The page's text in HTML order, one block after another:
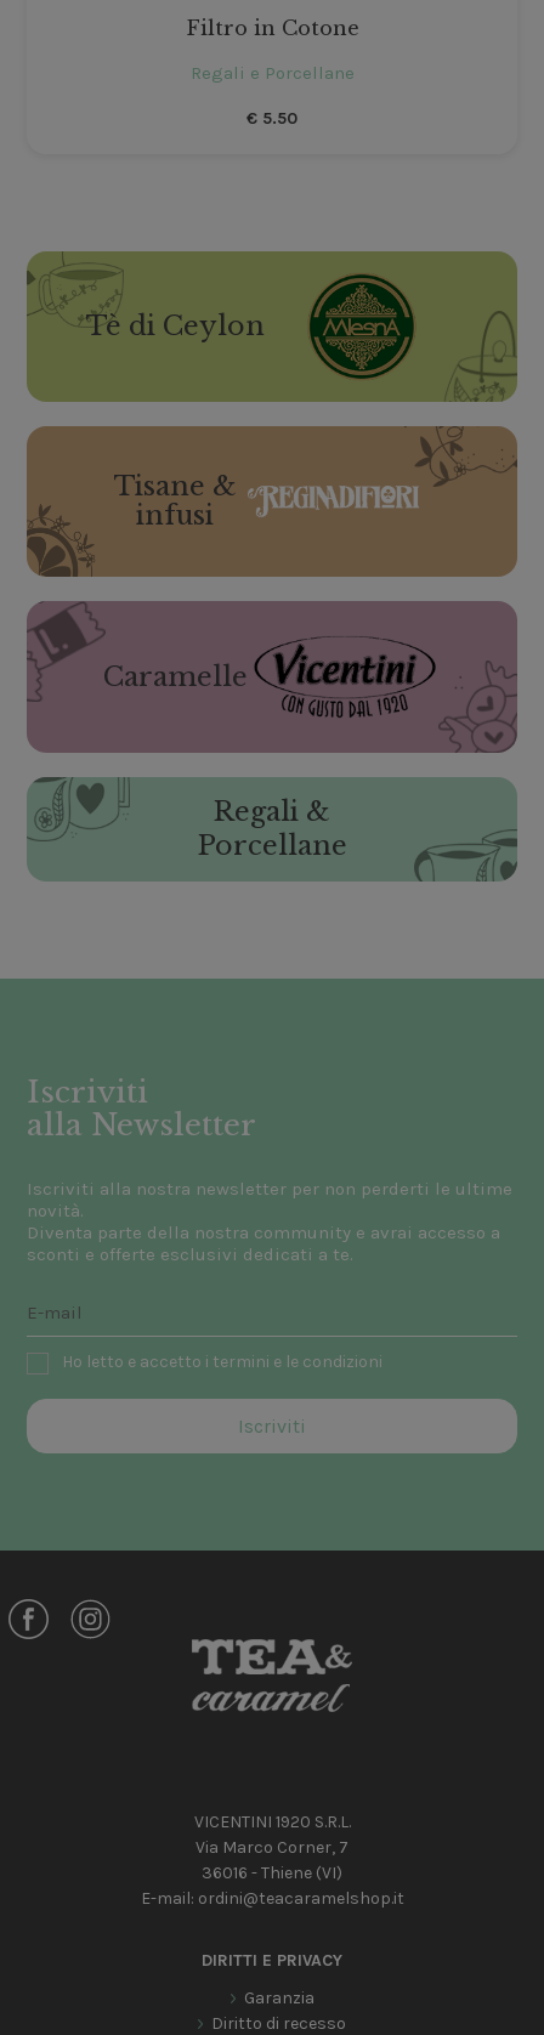
Filtro in Cotone
Regali e Porcellane
€ 5.50
Tè di Ceylon
Tisane &
infusi
Caramelle
Regali &
Porcellane
Iscriviti
alla Newsletter
Iscriviti alla nostra newsletter per non perderti le ultime
novità.
Diventa parte della nostra community e avrai accesso a
sconti e offerte esclusivi dedicati a te.
Ho letto e accetto i termini e le condizioni
VICENTINI 1920 S.R.L.
Via Marco Corner, 7
36016 - Thiene (VI)
E-mail: ordini@teacaramelshop.it
DIRITTI E PRIVACY
Garanzia
Diritto di recesso